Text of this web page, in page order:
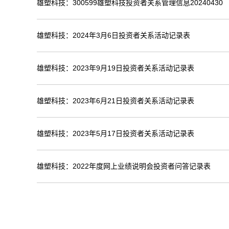
雄塑科技：300599雄塑科技投资者关系管理信息20240430
雄塑科技：2024年3月6日投资者关系活动记录表
雄塑科技：2023年9月19日投资者关系活动记录表
雄塑科技：2023年6月21日投资者关系活动记录表
雄塑科技：2023年5月17日投资者关系活动记录表
雄塑科技：2022年度网上业绩说明会投资者问答记录表